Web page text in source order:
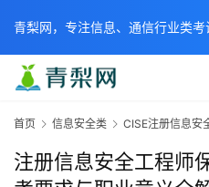
首页 信息安全类 CISE注册信息安
注册信息安全工程师
青梨网，专注信息、通信行业类考